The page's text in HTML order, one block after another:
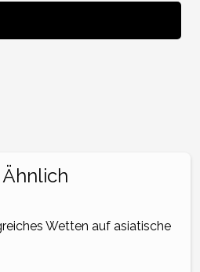
Ähnlich
Wetten auf asiatische